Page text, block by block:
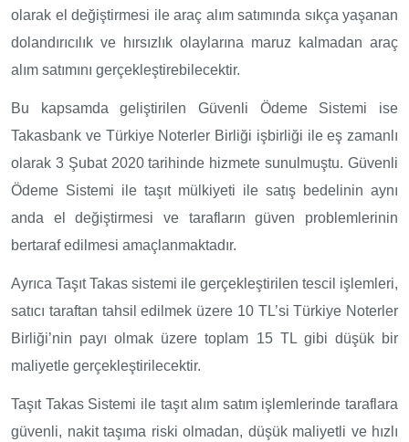
olarak el değiştirmesi ile araç alım satımında sıkça yaşanan
dolandırıcılık ve hırsızlık olaylarına maruz kalmadan araç
alım satımını gerçekleştirebilecektir.
Bu kapsamda geliştirilen Güvenli Ödeme Sistemi ise
Takasbank ve Türkiye Noterler Birliği işbirliği ile eş zamanlı
olarak 3 Şubat 2020 tarihinde hizmete sunulmuştu. Güvenli
Ödeme Sistemi ile taşıt mülkiyeti ile satış bedelinin aynı
anda el değiştirmesi ve tarafların güven problemlerinin
bertaraf edilmesi amaçlanmaktadır.
Ayrıca Taşıt Takas sistemi ile gerçekleştirilen tescil işlemleri,
satıcı taraftan tahsil edilmek üzere 10 TL’si Türkiye Noterler
Birliği’nin payı olmak üzere toplam 15 TL gibi düşük bir
maliyetle gerçekleştirilecektir.
Taşıt Takas Sistemi ile taşıt alım satım işlemlerinde taraflara
güvenli, nakit taşıma riski olmadan, düşük maliyetli ve hızlı